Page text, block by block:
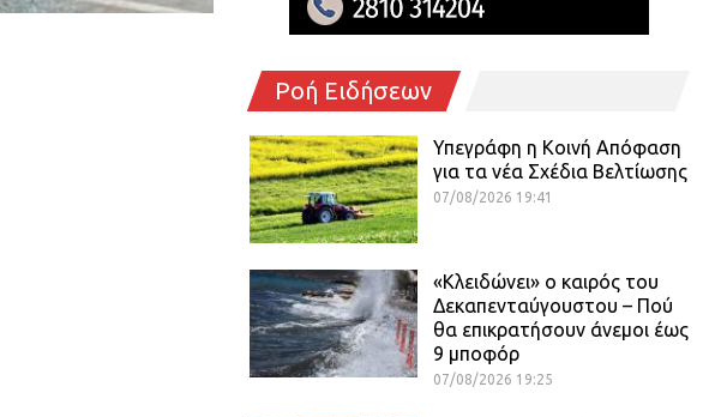
Ροή Ειδήσεων
Υπεγράφη η Κοινή Απόφαση
για τα νέα Σχέδια Βελτίωσης
07/08/2026 19:41
«Κλειδώνει» ο καιρός του
Δεκαπενταύγουστου – Πού
θα επικρατήσουν άνεμοι έως
9 μποφόρ
07/08/2026 19:25